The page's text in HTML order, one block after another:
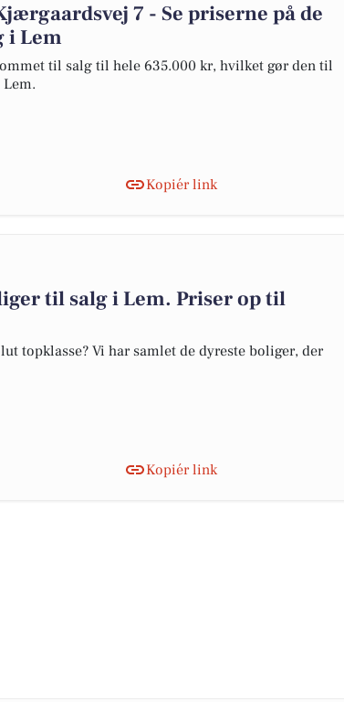
7 - Se priserne på de
i Lem
til salg til hele 635.000 kr, hvilket gør den til
Kopiér link
til salg i Lem. Priser op til
topklasse? Vi har samlet de dyreste boliger, der
Kopiér link